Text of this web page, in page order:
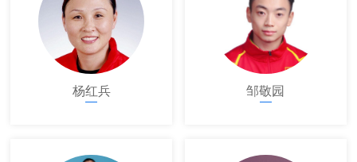
杨红兵 邹敬园